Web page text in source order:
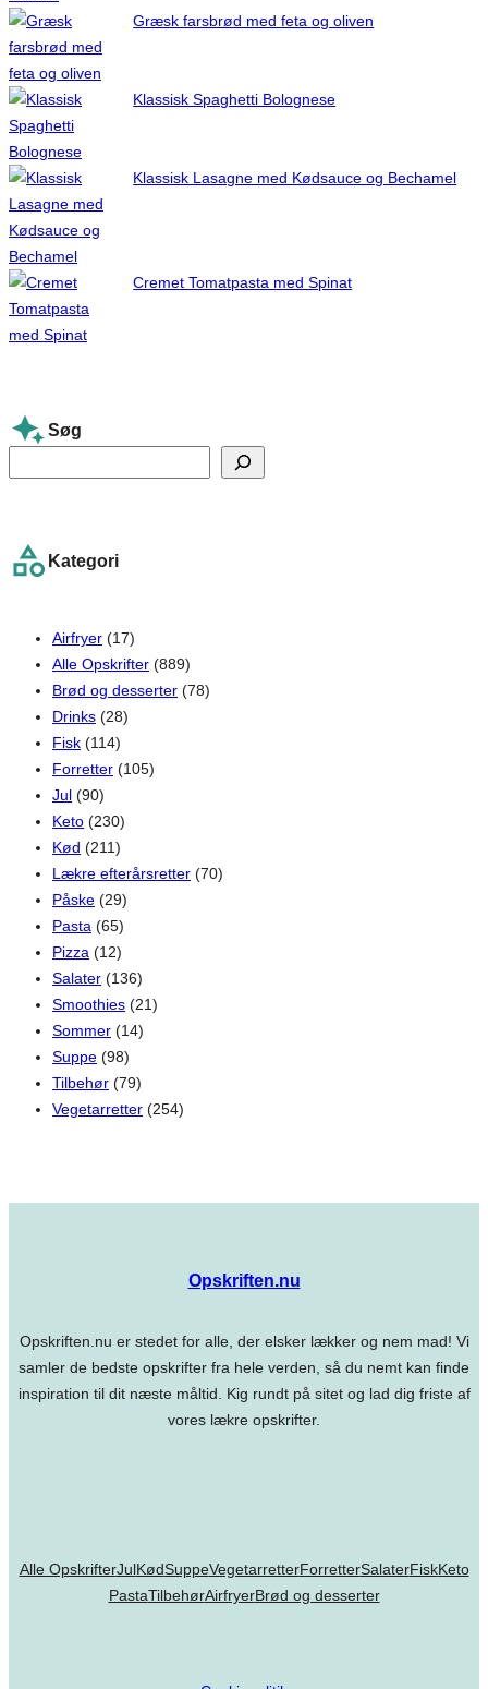
Græsk farsbrød med feta og oliven
Klassisk Spaghetti Bolognese
Klassisk Lasagne med Kødsauce og Bechamel
Cremet Tomatpasta med Spinat
Søg
e
c
Kategori
Airfryer (17)
Alle Opskrifter (889)
Brød og desserter (78)
Drinks (28)
Fisk (114)
Forretter (105)
Jul (90)
Keto (230)
Kød (211)
Lækre efterårsretter (70)
Påske (29)
Pasta (65)
Pizza (12)
Salater (136)
Smoothies (21)
Sommer (14)
Suppe (98)
Tilbehør (79)
Vegetarretter (254)
Opskriften.nu
Opskriften.nu er stedet for alle, der elsker lækker og nem mad! Vi
samler de bedste opskrifter fra hele verden, så du nemt kan finde
inspiration til dit næste måltid. Kig rundt på sitet og lad dig friste af
vores lækre opskrifter.
Alle OpskrifterJulKødSuppeVegetarretterForretterSalaterFiskKeto
PastaTilbehørAirfryerBrød og desserter